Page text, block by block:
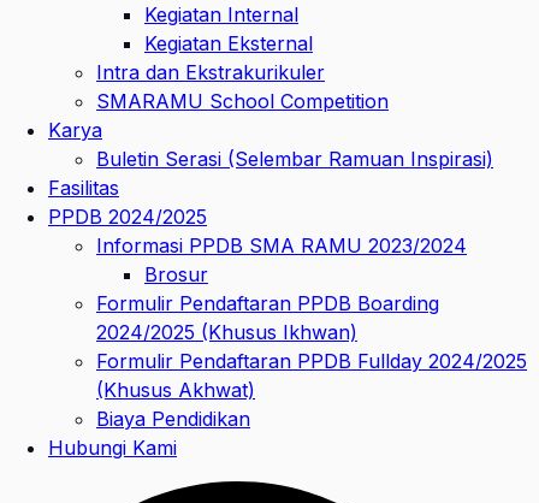
Kegiatan Internal
Kegiatan Eksternal
Intra dan Ekstrakurikuler
SMARAMU School Competition
Karya
Buletin Serasi (Selembar Ramuan Inspirasi)
Fasilitas
PPDB 2024/2025
Informasi PPDB SMA RAMU 2023/2024
Brosur
Formulir Pendaftaran PPDB Boarding
2024/2025 (Khusus Ikhwan)
Formulir Pendaftaran PPDB Fullday 2024/2025
(Khusus Akhwat)
Biaya Pendidikan
Hubungi Kami